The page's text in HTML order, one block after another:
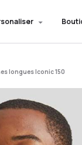
longues Iconic 150